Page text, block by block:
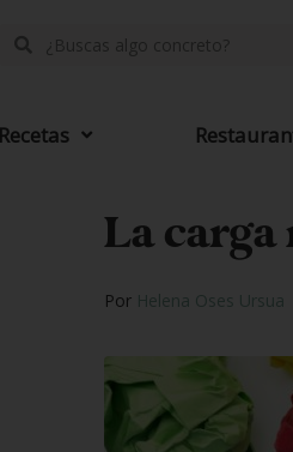
La carga
Por Helena Oses Ursua